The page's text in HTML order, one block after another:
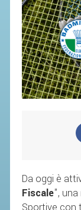
Da oggi è
Fiscale",